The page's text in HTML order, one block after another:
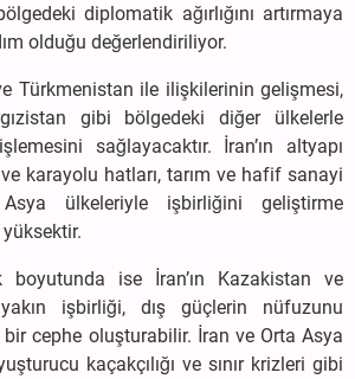
diplomatik ağırlığını artırmaya
olduğu değerlendiriliyor.
Türkmenistan ile ilişkilerinin gelişmesi,
gibi bölgedeki diğer ülkelerle
sağlayacaktır. İran’ın altyapı
karayolu hatları, tarım ve hafif sanayi
ülkeleriyle işbirliğini geliştirme
ise İran’ın Kazakistan ve
işbirliği, dış güçlerin nüfuzunu
cephe oluşturabilir. İran ve Orta Asya
kaçakçılığı ve sınır krizleri gibi